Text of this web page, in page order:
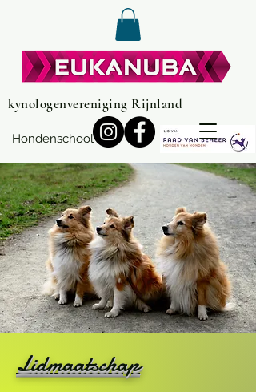
Hondenschool
kynologenvereniging Rijnland
Lidmaatschap